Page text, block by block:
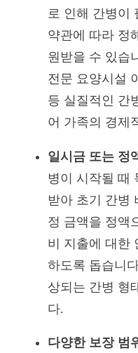
로 인해 간병이
약관에 따라 정
원받을 수 있습
전문 요양시설
등 실질적인 간
어 가족의 경제
일시금 또는 정
병이 시작될 때
받아 초기 간병
정 금액을 정액
비 지출에 대한
하도록 돕습니
상되는 간병 형
다.
다양한 보장 범